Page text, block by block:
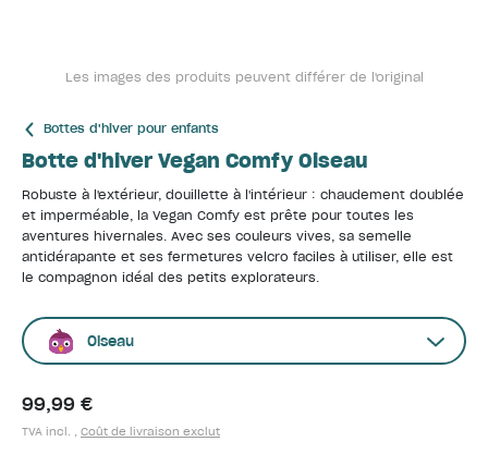
Les images des produits peuvent différer de l'original
Bottes d'hiver pour enfants
Botte d'hiver Vegan Comfy Oiseau
Robuste à l'extérieur, douillette à l'intérieur : chaudement doublée
et imperméable, la Vegan Comfy est prête pour toutes les
aventures hivernales. Avec ses couleurs vives, sa semelle
antidérapante et ses fermetures velcro faciles à utiliser, elle est
le compagnon idéal des petits explorateurs.
Oiseau
99,99 €
TVA incl. , Coût de livraison exclut